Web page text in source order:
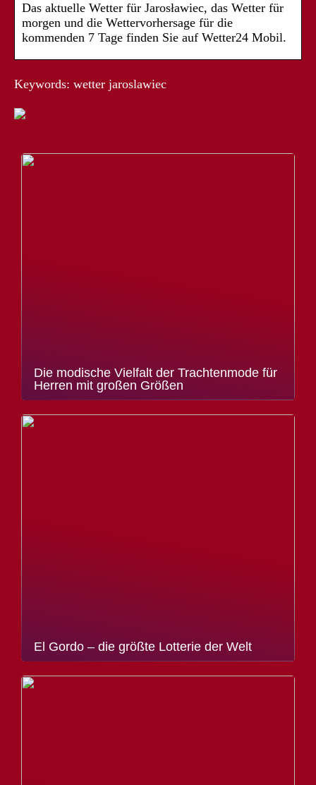
Das aktuelle Wetter für Jarosławiec, das Wetter für
morgen und die Wettervorhersage für die
kommenden 7 Tage finden Sie auf Wetter24 Mobil.
Keywords: wetter jaroslawiec
Die modische Vielfalt der Trachtenmode für
Herren mit großen Größen
El Gordo – die größte Lotterie der Welt